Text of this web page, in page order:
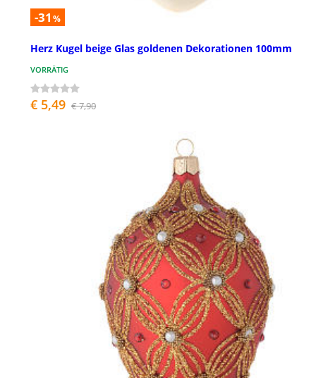
-31 %
Herz Kugel beige Glas goldenen Dekorationen 100mm
VORRÄTIG
€ 5,49 € 7,90